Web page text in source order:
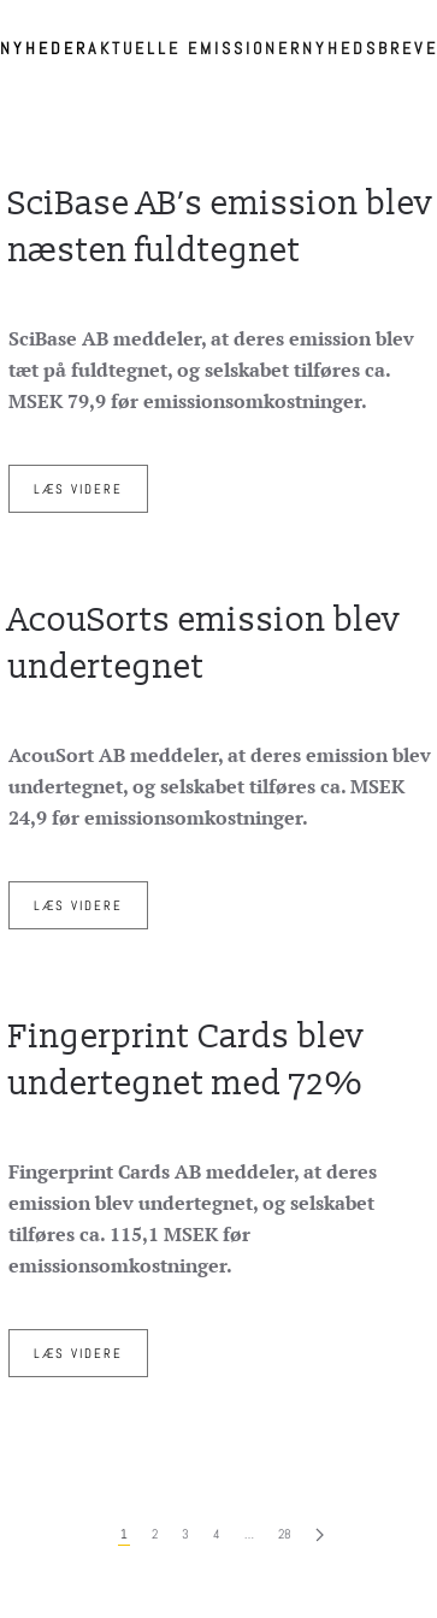
NYHEDERAKTUELLE EMISSIONERNYHEDSBREVE
SciBase AB’s emission blev
næsten fuldtegnet
SciBase AB meddeler, at deres emission blev
tæt på fuldtegnet, og selskabet tilføres ca.
MSEK 79,9 før emissionsomkostninger.
LÆS VIDERE
AcouSorts emission blev
undertegnet
AcouSort AB meddeler, at deres emission blev
undertegnet, og selskabet tilføres ca. MSEK
24,9 før emissionsomkostninger.
LÆS VIDERE
Fingerprint Cards blev
undertegnet med 72%
Fingerprint Cards AB meddeler, at deres
emission blev undertegnet, og selskabet
tilføres ca. 115,1 MSEK før
emissionsomkostninger.
LÆS VIDERE
1 2 3 4 … 28